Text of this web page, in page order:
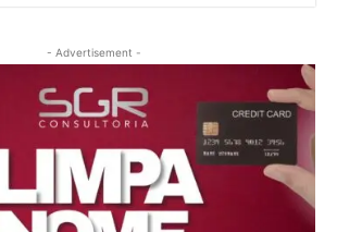
- Advertisement -